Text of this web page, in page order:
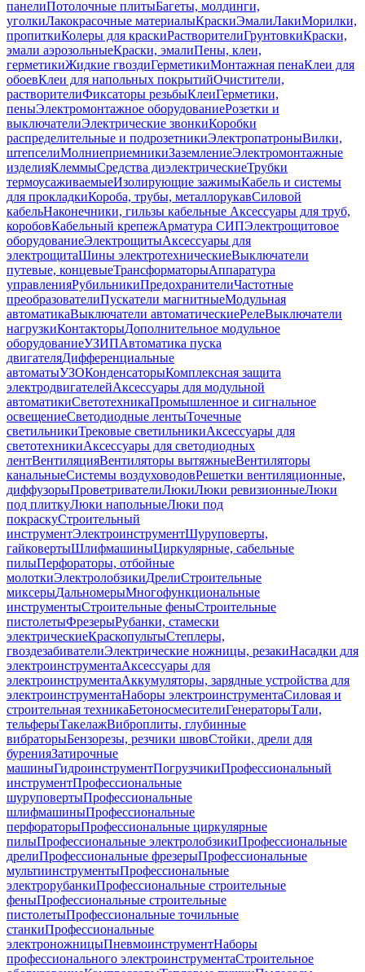
панелиПотолочные плитыБагеты, молдинги,
уголкиЛакокрасочные материалыКраскиЭмалиЛакиМорилки,
пропиткиКолеры для краскиРастворителиГрунтовкиКраски,
эмали аэрозольныеКраски, эмалиПены, клеи,
герметикиЖидкие гвоздиГерметикиМонтажная пенаКлеи для
обоевКлеи для напольных покрытийОчистители,
растворителиФиксаторы резьбыКлеиГерметики,
пеныЭлектромонтажное оборудованиеРозетки и
выключателиЭлектрические звонкиКоробки
распределительные и подрозетникиЭлектропатроныВилки,
штепселиМолниеприемникиЗаземлениеЭлектромонтажные
изделияКлеммыСредства диэлектрическиеТрубки
термоусаживаемыеИзолирующие зажимыКабель и системы
для прокладкиКороба, трубы, металлорукавСиловой
кабельНаконечники, гильзы кабельные Аксессуары для труб,
коробовКабельный крепежАрматура СИПЭлектрощитовое
оборудованиеЭлектрощитыАксессуары для
электрощитаШины электротехническиеВыключатели
путевые, концевыеТрансформаторыАппаратура
управленияРубильникиПредохранителиЧастотные
преобразователиПускатели магнитныеМодульная
автоматикаВыключатели автоматическиеРелеВыключатели
нагрузкиКонтакторыДополнительное модульное
оборудованиеУЗИПАвтоматика пуска
двигателяДифференциальные
автоматыУЗОКонденсаторыКомплексная защита
электродвигателейАксессуары для модульной
автоматикиСветотехникаПромышленное и сигнальное
освещениеСветодиодные лентыТочечные
светильникиТрековые светильникиАксессуары для
светотехникиАксессуары для светодиодных
лентВентиляцияВентиляторы вытяжныеВентиляторы
канальныеСистемы воздуховодовРешетки вентиляционные,
диффузорыПроветривателиЛюкиЛюки ревизионныеЛюки
под плиткуЛюки напольныеЛюки под
покраскуСтроительный
инструментЭлектроинструментШуруповерты,
гайковертыШлифмашиныЦиркулярные, сабельные
пилыПерфораторы, отбойные
молоткиЭлектролобзикиДрелиСтроительные
миксерыДальномерыМногофункциональные
инструментыСтроительные феныСтроительные
пистолетыФрезерыРубанки, стамески
электрическиеКраскопультыСтеплеры,
гвоздезабивателиЭлектрические ножницы, резакиНасадки для
электроинструментаАксессуары для
электроинструментаАккумуляторы, зарядные устройства для
электроинструментаНаборы электроинструментаСиловая и
строительная техникаБетоносмесителиГенераторыТали,
тельферыТакелажВиброплиты, глубинные
вибраторыБензорезы, резчики швовСтойки, дрели для
буренияЗатирочные
машиныГидроинструментПогрузчикиПрофессиональный
инструментПрофессиональные
шуруповертыПрофессиональные
шлифмашиныПрофессиональные
перфораторыПрофессиональные циркулярные
пилыПрофессиональные электролобзикиПрофессиональные
дрелиПрофессиональные фрезерыПрофессиональные
мультиинструментыПрофессиональные
электрорубанкиПрофессиональные строительные
феныПрофессиональные строительные
пистолетыПрофессиональные точильные
станкиПрофессиональные
электроножницыПневмоинструментНаборы
профессионального электроинструментаСтроительное